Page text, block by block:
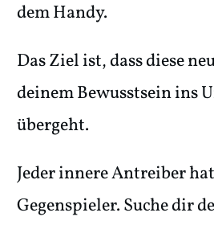
dem Handy.
Das Ziel ist, dass diese
deinem Bewusstsein ins
übergeht.
Jeder innere Antreiber
Gegenspieler. Suche dir